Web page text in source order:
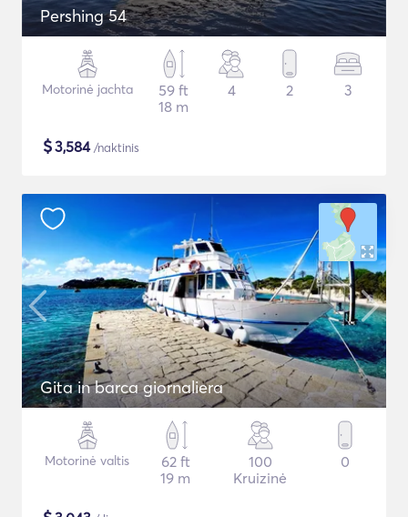
Pershing 54
Motorinė jachta
59 ft
18 m
4 2 3
$3,584/naktinis
Gita in barca giornaliera
Motorinė valtis
62 ft
19 m
100
Kruizinė
0